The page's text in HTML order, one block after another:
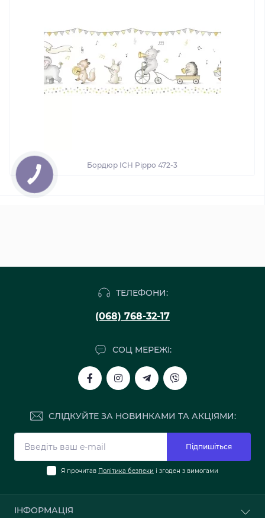
Бордюр ICH Pippo 472-3
ТЕЛЕФОНИ:
(068) 768-32-17
СОЦ МЕРЕЖІ:
СЛІДКУЙТЕ ЗА НОВИНКАМИ ТА АКЦІЯМИ:
Підпишіться
Я прочитав Політика безпеки і згоден з вимогами
ІНФОРМАЦІЯ